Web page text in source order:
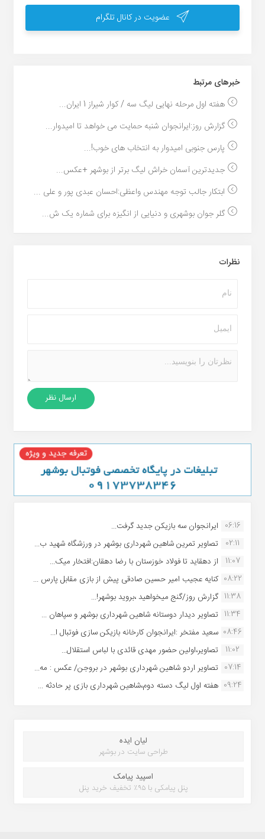
عضویت در کانال تلگرام
خبر‌های مرتبط
هفته اول مرحله نهایی لیگ سه / کوار شیراز 1 ایران...
گزارش روز:ایرانجوان شنبه حمایت می خواهد تا امیدوار...
پارس جنوبی امیدوار به انتخاب های خوب!...
جدیدترین آسمان خراش لیگ برتر از بوشهر +عکس...
ابتکار جالب توجه مهندس واعظی:احسان عبدی پور و علی ...
گلر جوان بوشهری و دنیایی از انگیزه برای شماره یک ش...
نظرات
06:16 ایرانجوان سه بازیکن جدید گرفت...
02:11
تصاویر تمرین شاهین شهردارى بوشهر در ورزشگاه شهید ب...
11:07
از دهقاید تا فولاد خوزستان با رضا دهقان:افتخار میک...
08:22 کنایه عجیب امیر حسین صادقی پیش از بازی مقابل پارس ...
11:38 گزارش روز/گنج میخواهید ،بروید بوشهر!...
11:34 تصاویر دیدار دوستانه شاهین شهردارى بوشهر و سپاهان ...
08:46 سعید مفتخر :ایرانجوان کارخانه بازیکن سازی فوتبال ا...
11:02
تصاویر،اولین حضور مهدی قائدی با لباس استقلال...
07:14 تصاویر اردو شاهین شهرداری بوشهر در بروجن/ عکس : مه...
09:24 هفته اول لیگ دسته دوم،شاهین شهرداری بازی پر حادثه ...
لیان ایده
طراحی سایت در بوشهر
اسپید پیامک
پنل پیامکی با ۹۵٪ تخفیف خرید پنل